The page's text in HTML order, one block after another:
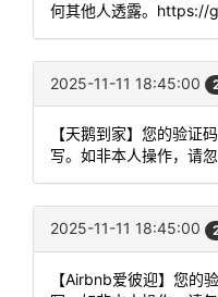
何其他人透露。https://
2025-11-11 18:45:00
【天鹅到家】您的验证
写。如非本人操作，请忽
2025-11-11 18:45:00
【Airbnb爱彼迎】您的